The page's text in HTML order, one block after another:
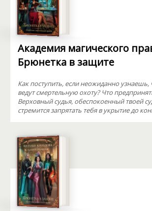
Академия магического
Брюнетка в защите
Как поступить, если неожиданно узнаешь,
ведут смертельную охоту? Что
Верховный судья, обеспокоенный твоей
стремится запрятать тебя в укрытие до